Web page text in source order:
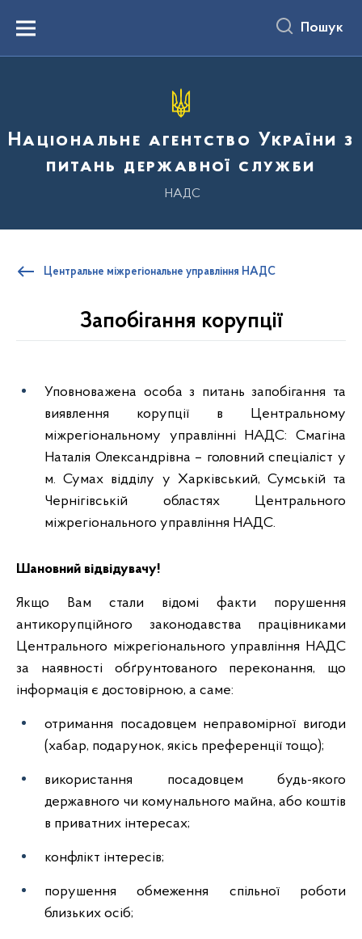
вмістуMenu Пошук
Національне агентство України з
питань державної служби
НАДС
Центральне міжрегіональне управління НАДС
Запобігання корупції
Уповноважена особа з питань запобігання та
виявлення корупції в Центральному
міжрегіональному управлінні НАДС: Смагіна
Наталія Олександрівна – головний спеціаліст у
м. Сумах відділу у Харківський, Сумській та
Чернігівській областях Центрального
міжрегіонального управління НАДС.
Шановний відвідувачу!
Якщо Вам стали відомі факти порушення
антикорупційного законодавства працівниками
Центрального міжрегіонального управління НАДС
за наявності обґрунтованого переконання, що
інформація є достовірною, а саме:
отримання посадовцем неправомірної вигоди
(хабар, подарунок, якісь преференції тощо);
використання посадовцем будь-якого
державного чи комунального майна, або коштів
в приватних інтересах;
конфлікт інтересів;
порушення обмеження спільної роботи
близьких осіб;